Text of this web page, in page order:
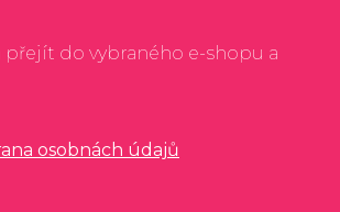
přejít do vybraného e-shopu a
osobnách údajů